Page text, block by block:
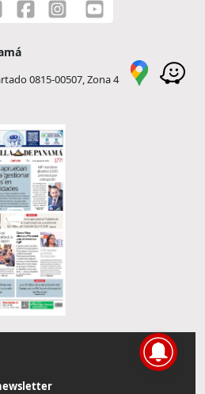
0815-00507, Zona 4